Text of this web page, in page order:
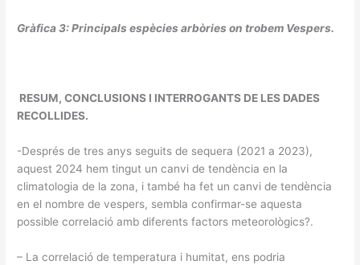
Gràfica 3: Principals espècies arbòries on trobem Vespers.
RESUM, CONCLUSIONS I INTERROGANTS DE LES DADES
RECOLLIDES.
-Després de tres anys seguits de sequera (2021 a 2023),
aquest 2024 hem tingut un canvi de tendència en la
climatologia de la zona, i també ha fet un canvi de tendència
en el nombre de vespers, sembla confirmar-se aquesta
possible correlació amb diferents factors meteorològics?.
– La correlació de temperatura i humitat, ens podria